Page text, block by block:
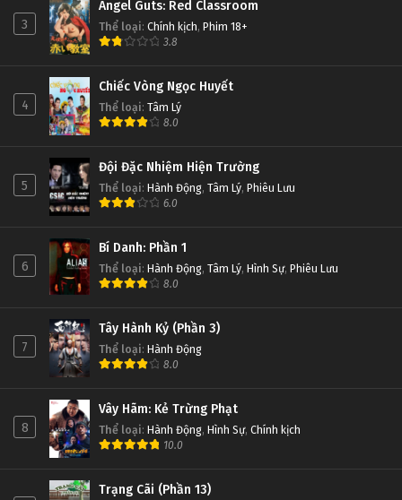
3
Angel Guts: Red Classroom
Thể loại: Chính kịch, Phim 18+
3.8
4
Chiếc Vòng Ngọc Huyết
Thể loại: Tâm Lý
8.0
5
Đội Đặc Nhiệm Hiện Trường
Thể loại: Hành Động, Tâm Lý, Phiêu Lưu
6.0
6
Bí Danh: Phần 1
Thể loại: Hành Động, Tâm Lý, Hình Sự, Phiêu Lưu
8.0
7
Tây Hành Kỷ (Phần 3)
Thể loại: Hành Động
8.0
8
Vây Hãm: Kẻ Trừng Phạt
Thể loại: Hành Động, Hình Sự, Chính kịch
10.0
Trạng Cãi (Phần 13)